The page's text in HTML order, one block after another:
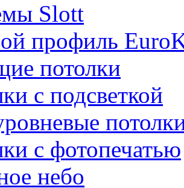
Slott
профиль
потолки
с подсветкой
с фотопечатью
небо